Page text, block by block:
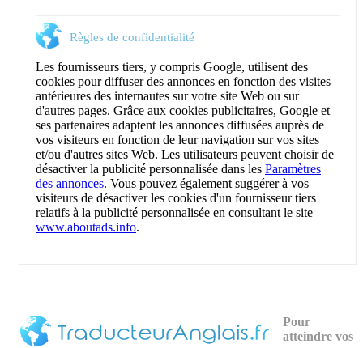
Règles de confidentialité
Les fournisseurs tiers, y compris Google, utilisent des
cookies pour diffuser des annonces en fonction des visites
antérieures des internautes sur votre site Web ou sur
d'autres pages. Grâce aux cookies publicitaires, Google et
ses partenaires adaptent les annonces diffusées auprès de
vos visiteurs en fonction de leur navigation sur vos sites
et/ou d'autres sites Web. Les utilisateurs peuvent choisir de
désactiver la publicité personnalisée dans les Paramètres
des annonces. Vous pouvez également suggérer à vos
visiteurs de désactiver les cookies d'un fournisseur tiers
relatifs à la publicité personnalisée en consultant le site
www.aboutads.info.
Pour
atteindre vos